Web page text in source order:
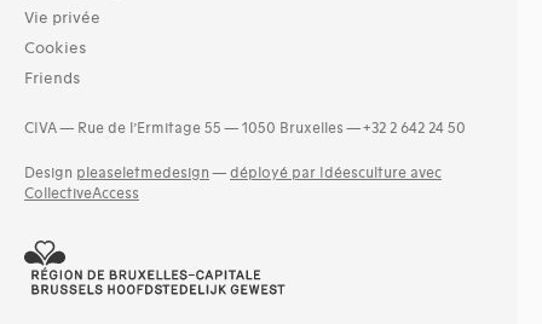
Vie privée
Cookies
Friends
CIVA — Rue de l’Ermitage 55 — 1050 Bruxelles — +32 2 642 24 50
Design pleaseletmedesign — déployé par Idéesculture avec
CollectiveAccess